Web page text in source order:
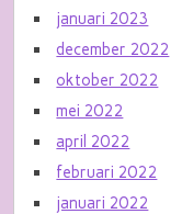
januari 2023
december 2022
oktober 2022
mei 2022
april 2022
februari 2022
januari 2022